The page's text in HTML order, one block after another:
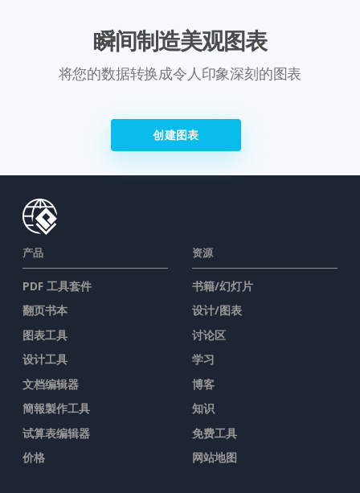
瞬间制造美观图表
将您的数据转换成令人印象深刻的图表
创建图表
产品
PDF 工具套件
翻页书本
图表工具
设计工具
文档编辑器
簡報製作工具
试算表编辑器
价格
资源
书籍/幻灯片
设计/图表
讨论区
学习
博客
知识
免费工具
网站地图